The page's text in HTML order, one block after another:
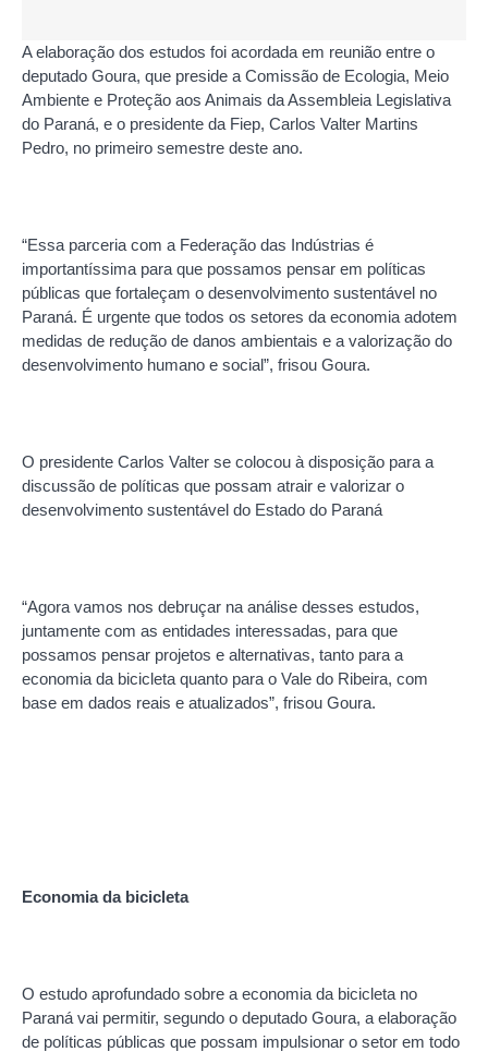
A elaboração dos estudos foi acordada em reunião entre o
deputado Goura, que preside a Comissão de Ecologia, Meio
Ambiente e Proteção aos Animais da Assembleia Legislativa
do Paraná, e o presidente da Fiep, Carlos Valter Martins
Pedro, no primeiro semestre deste ano.
“Essa parceria com a Federação das Indústrias é
importantíssima para que possamos pensar em políticas
públicas que fortaleçam o desenvolvimento sustentável no
Paraná. É urgente que todos os setores da economia adotem
medidas de redução de danos ambientais e a valorização do
desenvolvimento humano e social”, frisou Goura.
O presidente Carlos Valter se colocou à disposição para a
discussão de políticas que possam atrair e valorizar o
desenvolvimento sustentável do Estado do Paraná
“Agora vamos nos debruçar na análise desses estudos,
juntamente com as entidades interessadas, para que
possamos pensar projetos e alternativas, tanto para a
economia da bicicleta quanto para o Vale do Ribeira, com
base em dados reais e atualizados”, frisou Goura.
Economia da bicicleta
O estudo aprofundado sobre a economia da bicicleta no
Paraná vai permitir, segundo o deputado Goura, a elaboração
de políticas públicas que possam impulsionar o setor em todo